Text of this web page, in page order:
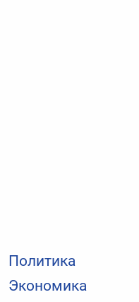
Политика
Экономика